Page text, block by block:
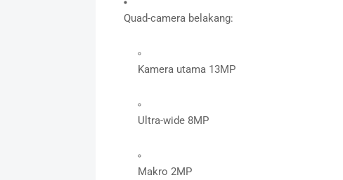
Quad-camera belakang:
Kamera utama 13MP
Ultra-wide 8MP
Makro 2MP